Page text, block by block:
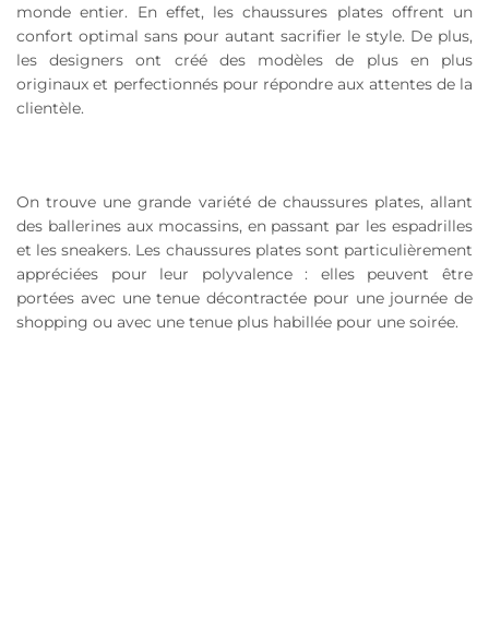
monde entier. En effet, les chaussures plates offrent un
confort optimal sans pour autant sacrifier le style. De plus,
les designers ont créé des modèles de plus en plus
originaux et perfectionnés pour répondre aux attentes de la
clientèle.
On trouve une grande variété de chaussures plates, allant
des ballerines aux mocassins, en passant par les espadrilles
et les sneakers. Les chaussures plates sont particulièrement
appréciées pour leur polyvalence : elles peuvent être
portées avec une tenue décontractée pour une journée de
shopping ou avec une tenue plus habillée pour une soirée.